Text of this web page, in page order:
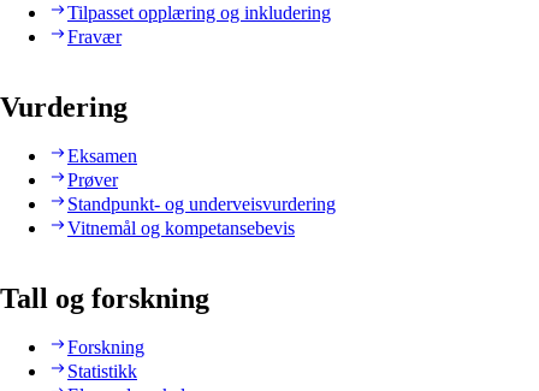
Tilpasset opplæring og inkludering
Fravær
Vurdering
Eksamen
Prøver
Standpunkt- og underveisvurdering
Vitnemål og kompetansebevis
Tall og forskning
Forskning
Statistikk